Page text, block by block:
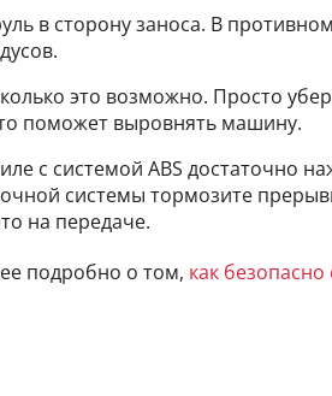
в сторону заноса. В
это возможно. Просто
поможет выровнять машину.
с системой ABS достаточно
системы тормозите
на передаче.
подробно о том, как